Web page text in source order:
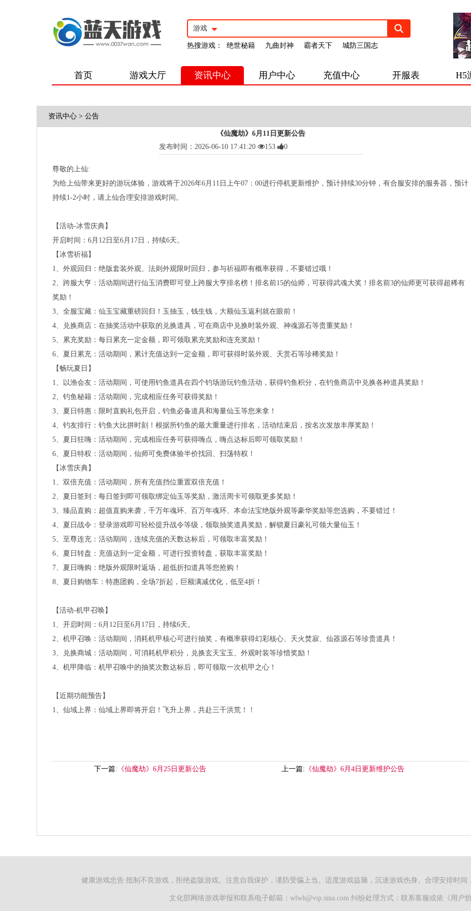
游戏
热搜游戏： 绝世秘籍 九曲封神 霸者天下 城防三国志
首页 游戏大厅 资讯中心 用户中心 充值中心 开服表 H5
资讯中心 > 公告
《仙魔劫》6月11日更新公告
发布时间：2026-06-10 17:41:20
153 0
尊敬的上仙:
为给上仙带来更好的游玩体验，游戏将于2026年6月 11 日上午07 ： 00进行停机更新维护，预计持续30分钟，有合服安排的服务器，预计
持续1-2小时，请上仙合理安排游戏时间。
【活动-冰雪庆典】
开启时间： 6月 12 日至6月 17 日，持续6天。
【冰雪祈福】
1、外观回归：绝版套装外观、法则外观限时回归，参与祈福即有概率获得，不要错过哦！
2、跨服大亨：活动期间进行仙玉消费即可登上跨服大亨排名榜！排名前15的仙师，可获得武魂大奖！排名前3的仙师更可获得超稀有
奖励！
3、全服宝藏：仙玉宝藏重磅回归！玉抽玉，钱生钱，大额仙玉返利就在眼前！
4、兑换商店：在抽奖活动中获取的兑换道具，可在商店中兑换时装外观、神魂源石等贵重奖励！
5、累充奖励：每日累充一定金额，即可领取累充奖励和连充奖励！
6、夏日累充：活动期间，累计充值达到一定金额，即可获得时装外观、天赏石等珍稀奖励！
【畅玩夏日】
1、以渔会友：活动期间，可使用钓鱼道具在四个钓场游玩钓鱼活动，获得钓鱼积分，在钓鱼商店中兑换各种道具奖励！
2、钓鱼秘籍：活动期间，完成相应任务可获得奖励！
3、夏日特惠：限时直购礼包开启，钓鱼必备道具和海量仙玉等您来拿！
4、钓友排行：钓鱼大比拼时刻！根据所钓鱼的最大重量进行排名，活动结束后，按名次发放丰厚奖励！
5、夏日狂嗨：活动期间，完成相应任务可获得嗨点，嗨点达标后即可领取奖励！
6、夏日特权：活动期间，仙师可免费体验半价找回、扫荡特权！
【冰雪庆典】
1、双倍充值：活动期间，所有充值挡位重置双倍充值！
2、夏日签到：每日签到即可领取绑定仙玉等奖励，激活周卡可领取更多奖励！
3、臻品直购：超值直购来袭，千万年魂环、百万年魂环、本命法宝绝版外观等豪华奖励等您选购，不要错过！
4、夏日战令：登录游戏即可轻松提升战令等级，领取抽奖道具奖励，解锁夏日豪礼可领大量仙玉！
5、至尊连充：活动期间，连续充值的天数达标后，可领取丰富奖励！
6、夏日转盘：充值达到一定金额，可进行投资转盘，获取丰富奖励！
7、夏日嗨购：绝版外观限时返场，超低折扣道具等您抢购！
8、夏日购物车：特惠团购，全场7折起，巨额满减优化，低至4折！
【活动-机甲召唤】
1、开启时间： 6月 12 日至6月 17 日，持续6天。
2、机甲召唤：活动期间，消耗机甲核心可进行抽奖，有概率获得幻彩核心、天火焚寂、仙器源石等珍贵道具！
3、兑换商城：活动期间，可消耗机甲积分，兑换玄天宝玉、外观时装等珍惜奖励！
4、机甲降临：机甲召唤中的抽奖次数达标后，即可领取一次机甲之心！
【近期功能预告】
1、仙域上界：仙域上界即将开启！飞升上界，共赴三千洪荒！ ！
上一篇: 《仙魔劫》6月4日更新维护公告
下一篇: 《仙魔劫》6月25日更新公告
健康游戏忠告:抵制不良游戏，拒绝盗版游戏。注意自我保护，谨防受骗上当。适度游戏益脑，沉迷游戏伤身。合理安排时间
文化部网络游戏举报和联系电子邮箱：wlwh@vip.sina.com 纠纷处理方式：联系客服或依《用户